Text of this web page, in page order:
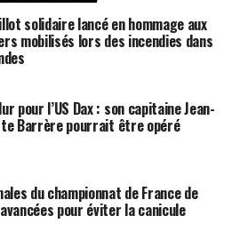
solidaire lancé en hommage aux
mobilisés lors des incendies dans
pour l’US Dax : son capitaine Jean-
Barrère pourrait être opéré
du championnat de France de
pour éviter la canicule